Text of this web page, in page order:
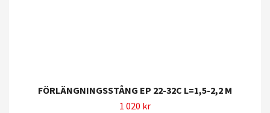
FÖRLÄNGNINGSSTÅNG EP 22-32C L=1,5-2,2 M
1 020 kr